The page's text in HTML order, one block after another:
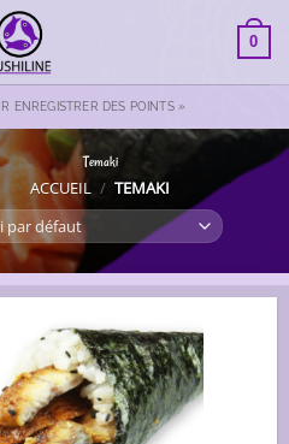
0
ENREGISTRER DES POINTS »
Temaki
ACCUEIL / TEMAKI